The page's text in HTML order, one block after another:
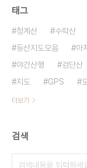
태그
청계산 수락산
등산지도모음
아
야간산행
검단산
지도
GPS
더보기
검색